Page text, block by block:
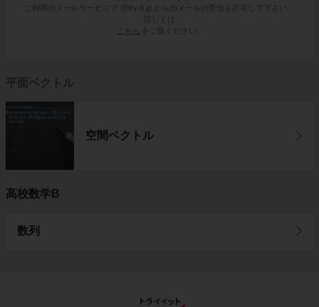
ご利用のメールサービスで @try-it.jp からのメールの受信を許可して下さい。
詳しくは
こちら
をご覧ください。
平面ベクトル
空間ベクトル
高校数学B
数列